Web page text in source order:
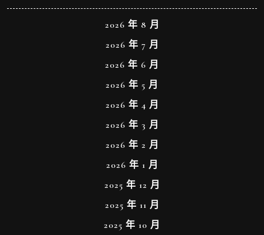
2026 年 8 月
2026 年 7 月
2026 年 6 月
2026 年 5 月
2026 年 4 月
2026 年 3 月
2026 年 2 月
2026 年 1 月
2025 年 12 月
2025 年 11 月
2025 年 10 月